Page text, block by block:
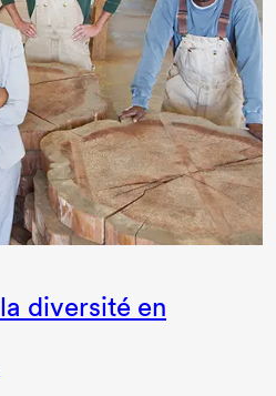
diversité en